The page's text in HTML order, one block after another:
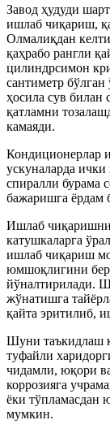
Завод ҳудуди
ишлаб чиқариш,
Олмалиқдан
қаҳрабо рангли
цилиндрсимон
сантиметр
ҳосила сув билан
қатламни
камаяди.
Кондиционерлар
ускуналарда
спиралли бурама
бажаришга ёрдам
Ишлаб
катушкаларга
ишлаб чиқариш
юмшоқлигини
йўналтирилади.
жўнатишга
қайта эритилиб,
Шуни таъкидлаш
туфайли
чидамли, юқори
коррозияга
ёки тўпламасдан
мумкин.